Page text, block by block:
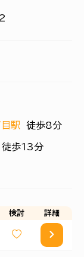
駅 徒歩8分
徒歩13分
検討 詳細